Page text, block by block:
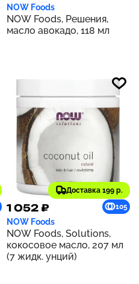
NOW Foods
NOW Foods, Решения,
масло авокадо, 118 мл
Доставка 199 р.
1 052 ₽ 105
NOW Foods
NOW Foods, Solutions,
кокосовое масло, 207 мл
(7 жидк. унций)